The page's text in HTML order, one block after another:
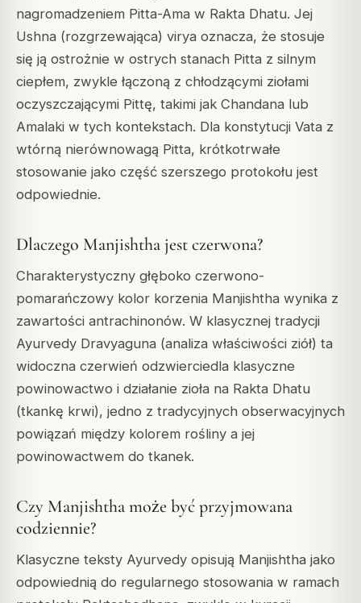
nagromadzeniem Pitta-Ama w Rakta Dhatu. Jej
Ushna (rozgrzewająca) virya oznacza, że stosuje
się ją ostrożnie w ostrych stanach Pitta z silnym
ciepłem, zwykle łączoną z chłodzącymi ziołami
oczyszczającymi Pittę, takimi jak Chandana lub
Amalaki w tych kontekstach. Dla konstytucji Vata z
wtórną nierównowagą Pitta, krótkotrwałe
stosowanie jako część szerszego protokołu jest
odpowiednie.
Dlaczego Manjishtha jest czerwona?
Charakterystyczny głęboko czerwono-
pomarańczowy kolor korzenia Manjishtha wynika z
zawartości antrachinonów. W klasycznej tradycji
Ayurvedy Dravyaguna (analiza właściwości ziół) ta
widoczna czerwień odzwierciedla klasyczne
powinowactwo i działanie zioła na Rakta Dhatu
(tkankę krwi), jedno z tradycyjnych obserwacyjnych
powiązań między kolorem rośliny a jej
powinowactwem do tkanek.
Czy Manjishtha może być przyjmowana
codziennie?
Klasyczne teksty Ayurvedy opisują Manjishtha jako
odpowiednią do regularnego stosowania w ramach